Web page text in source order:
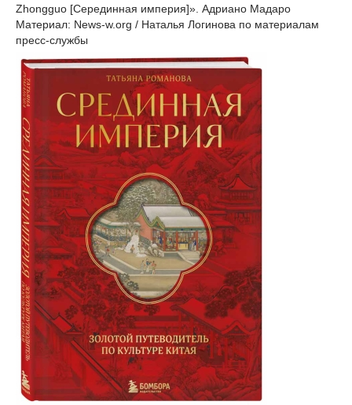
Zhongguo [Серединная империя]». Адриано Мадаро
Материал: News-w.org / Наталья Логинова по материалам
пресс-службы